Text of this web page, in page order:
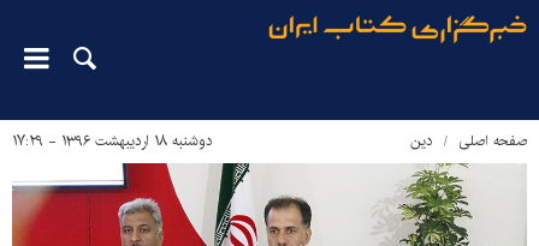
صفحه اصلی دین‌ دوشنبه ۱۸ اردیبهشت ۱۳۹۶ - ۱۷:۲۹